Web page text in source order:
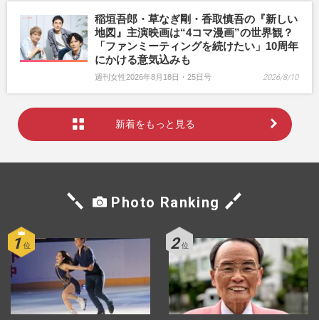
稲垣吾郎・草なぎ剛・香取慎吾の『新しい
地図』主演映画は“4コマ漫画”の世界観？
「ファンミーティングを続けたい」10周年
にかける意気込みも
週刊女性2026年8月18日・25日号 2026/8/10
新着をもっと見る
Photo Ranking